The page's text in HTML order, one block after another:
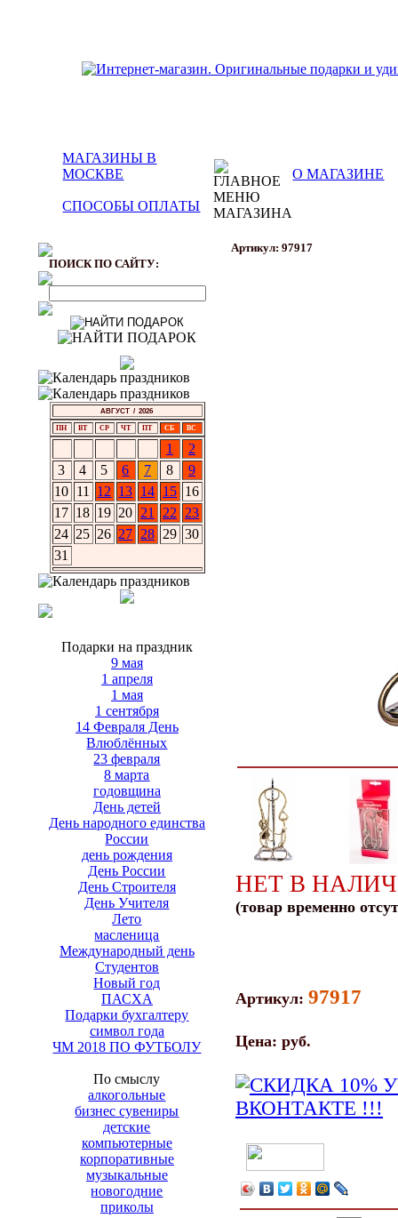
МАГАЗИНЫ В
МОСКВЕ
О МАГАЗИНЕ
СПОСОБЫ ОПЛАТЫ
ПОИСК ПО САЙТУ:
АВГУСТ / 2026
ПН ВТ СР ЧТ ПТ СБ ВС
1
2
3
4 5 6 7 8
9
10 11 12 13 14 15 16
17 18 19 20 21 22
23
24 25 26 27 28 29 30
31
Подарки на праздник
9 мая
1 апреля
1 мая
1 сентября
14 Февраля День
Влюблённых
23 февраля
8 марта
годовщина
День детей
День народного единства
России
день рождения
День России
День Строителя
День Учителя
Лето
масленица
Международный день
Студентов
Новый год
ПАСХА
Подарки бухгалтеру
символ года
ЧМ 2018 ПО ФУТБОЛУ
По смыслу
алкогольные
бизнес сувениры
детские
компьютерные
корпоративные
музыкальные
новогодние
приколы
Артикул: 97917
НЕТ В
(товар временно
Артикул: 97917
Цена: руб.